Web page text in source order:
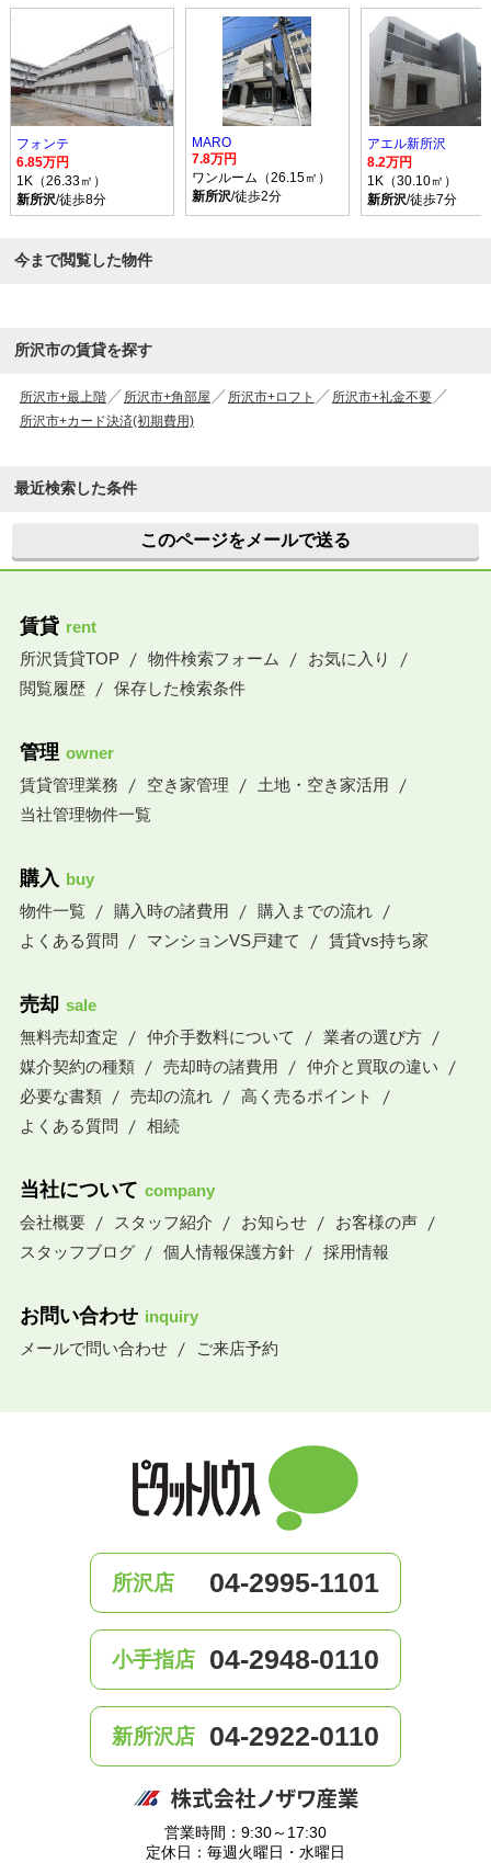
フォンテ
6.85万円
1K（26.33㎡）
新所沢/徒歩8分
MARO
7.8万円
ワンルーム（26.15㎡）
新所沢/徒歩2分
アエル新所沢
8.2万円
1K（30.10㎡）
新所沢/徒歩7分
今まで閲覧した物件
所沢市の賃貸を探す
所沢市+最上階 所沢市+角部屋 所沢市+ロフト
所沢市+礼金不要
所沢市+カード決済(初期費用)
最近検索した条件
このページをメールで送る
賃貸 rent
所沢賃貸TOP
物件検索フォーム
お気に入り
閲覧履歴
保存した検索条件
管理 owner
賃貸管理業務
空き家管理
土地・空き家活用
当社管理物件一覧
購入 buy
物件一覧
購入時の諸費用
購入までの流れ
よくある質問
マンションVS戸建て 賃貸vs持ち家
売却 sale
無料売却査定
仲介手数料について
業者の選び方
媒介契約の種類
売却時の諸費用
仲介と買取の違い
必要な書類
売却の流れ
高く売るポイント
よくある質問
相続
当社について company
会社概要
スタッフ紹介 お知らせ
お客様の声
スタッフブログ
個人情報保護方針 採用情報
お問い合わせ inquiry
メールで問い合わせ
ご来店予約
所沢店 04-2995-1101
小手指店 04-2948-0110
新所沢店 04-2922-0110
営業時間：9:30～17:30
定休日：毎週火曜日・水曜日